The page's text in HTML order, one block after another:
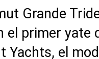
Grande
el primer yate
Yachts, el